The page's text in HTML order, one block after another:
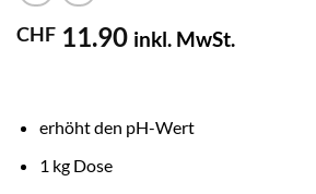
CHF 11.90 inkl. MwSt.
erhöht den pH-Wert
1 kg Dose